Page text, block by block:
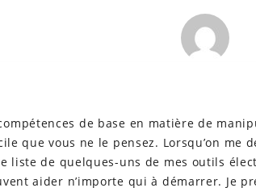
de base en matière de
que vous ne le pensez. Lorsqu’on me
liste de quelques-uns de mes outils
aider n’importe qui à démarrer. Je